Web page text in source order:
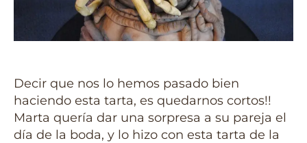
Decir que nos lo hemos pasado bien
haciendo esta tarta, es quedarnos cortos!!
Marta quería dar una sorpresa a su pareja el
día de la boda, y lo hizo con esta tarta de la